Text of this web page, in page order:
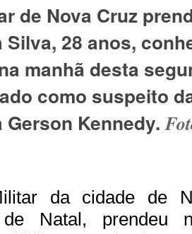
de Nova Cruz
Silva, 28 anos,
manhã desta
como suspeito
Kennedy.
da cidade de
de Natal, prendeu